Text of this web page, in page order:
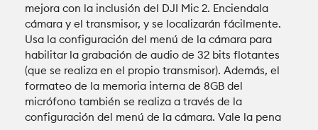
mejora con la inclusión del DJI Mic 2. Enciendala
cámara y el transmisor, y se localizarán fácilmente.
Usa la configuración del menú de la cámara para
habilitar la grabación de audio de 32 bits flotantes
(que se realiza en el propio transmisor). Además, el
formateo de la memoria interna de 8GB del
micrófono también se realiza a través de la
configuración del menú de la cámara. Vale la pena